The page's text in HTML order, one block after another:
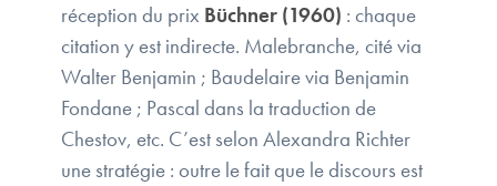
réception du prix Büchner (1960) : chaque
citation y est indirecte. Malebranche, cité via
Walter Benjamin ; Baudelaire via Benjamin
Fondane ; Pascal dans la traduction de
Chestov, etc. C’est selon Alexandra Richter
une stratégie : outre le fait que le discours est